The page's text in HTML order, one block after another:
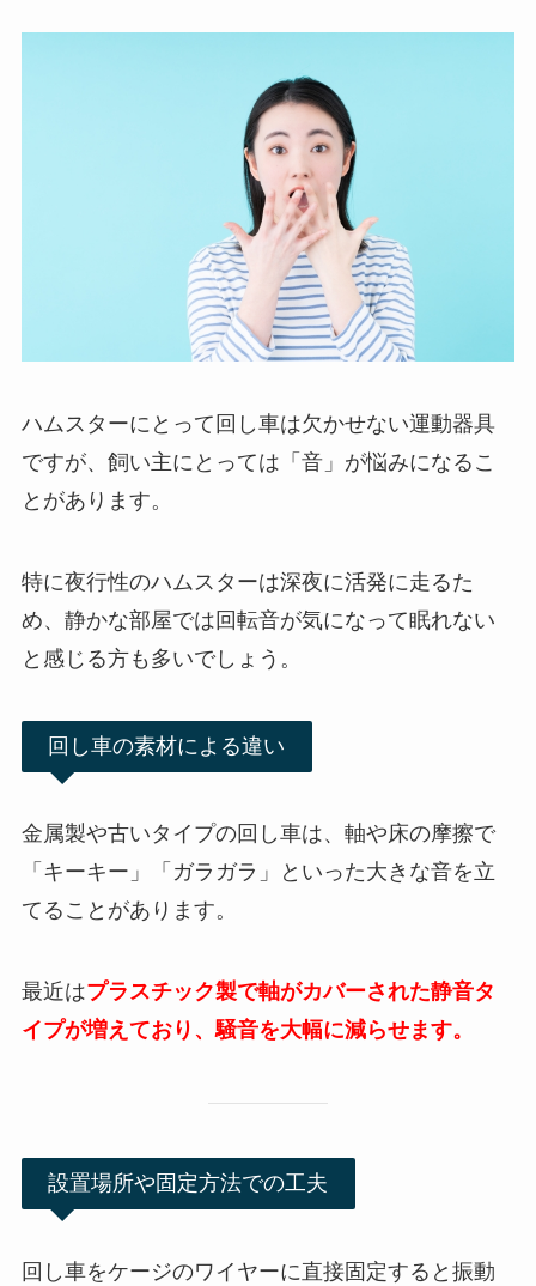
ハムスターにとって回し車は欠かせない運動器具
ですが、飼い主にとっては「音」が悩みになるこ
とがあります。
特に夜行性のハムスターは深夜に活発に走るた
め、静かな部屋では回転音が気になって眠れない
と感じる方も多いでしょう。
回し車の素材による違い
金属製や古いタイプの回し車は、軸や床の摩擦で
「キーキー」「ガラガラ」といった大きな音を立
てることがあります。
最近はプラスチック製で軸がカバーされた静音タ
イプが増えており、騒音を大幅に減らせます。
設置場所や固定方法での工夫
回し車をケージのワイヤーに直接固定すると振動